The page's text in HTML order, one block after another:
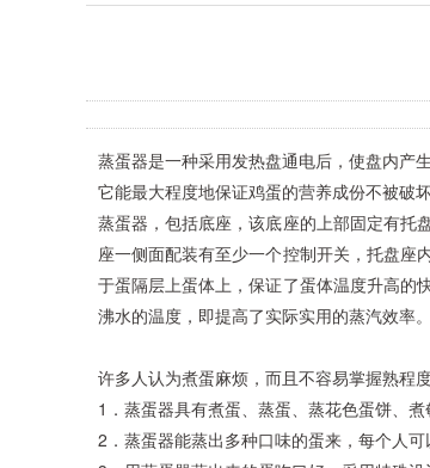
蒸蛋器是一种采用发热盘通电后，使盘内产
它能最大程度地保证鸡蛋的营养成份不被破
蒸蛋器，包括底座，该底座的上部固定有托
座一侧面配装有至少一个控制开关，托盘座
于蛋隔层上蛋体上，保证了蛋体温度升高的
沸水的温度，即提高了实际实用的蒸汽效率。
许多人认为煮蛋麻烦，而且不容易掌握熟程
1 ． 蒸蛋器具有煮蛋、蒸蛋、蒸花色蛋饼、煮
2 ． 蒸蛋器能蒸出多种口味的蛋来，每个人